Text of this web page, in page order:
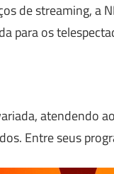
de streaming, a
para os
atendendo
Entre seus